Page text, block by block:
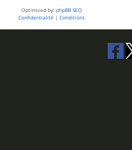
Optimized by: phpBB SEO
Confidentialité | Conditions